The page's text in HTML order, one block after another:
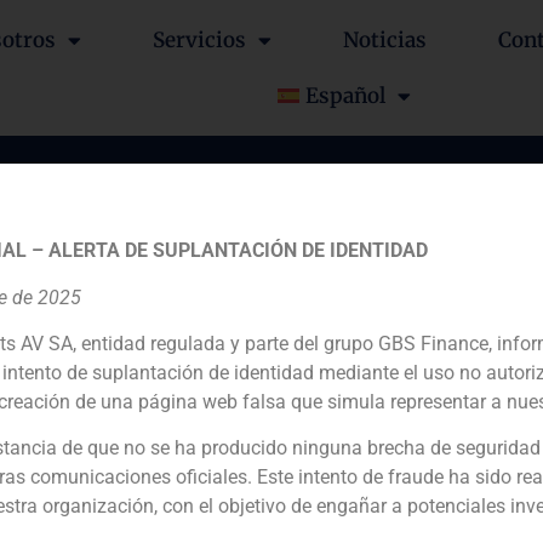
Servicios Noticias
Español
participación a Ola
Financial advisor to the seller
– ALERTA DE SUPLANTACIÓN DE IDENTIDAD
de 2025
AV SA, entidad regulada y parte del grupo GBS Finance,
de suplantación de identidad mediante el uso no
de una página web falsa que simula representar a
de que no se ha producido ninguna brecha de
comunicaciones oficiales. Este intento de fraude ha sido
organización, con el objetivo de engañar a potenciales